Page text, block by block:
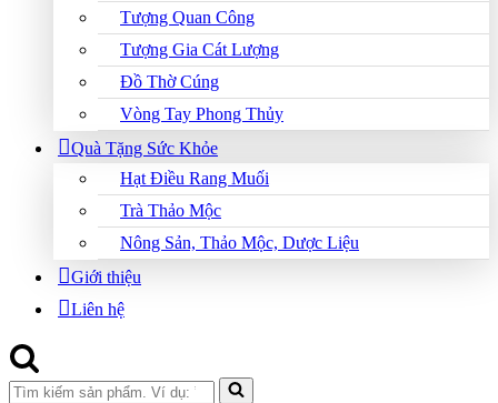
Tượng Quan Công
Tượng Gia Cát Lượng
Đồ Thờ Cúng
Vòng Tay Phong Thủy
Quà Tặng Sức Khỏe
Hạt Điều Rang Muối
Trà Thảo Mộc
Nông Sản, Thảo Mộc, Dược Liệu
Giới thiệu
Liên hệ
Search